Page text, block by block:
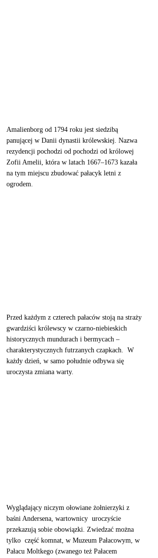
Amalienborg od 1794 roku jest siedzibą
panującej w Danii dynastii królewskiej. Nazwa
rezydencji pochodzi od pochodzi od królowej
Zofii Amelii, która w latach 1667–1673 kazała
na tym miejscu zbudować pałacyk letni z
ogrodem.
Przed każdym z czterech pałaców stoją na straży
gwardziści królewscy w czarno-niebieskich
historycznych mundurach i bermycach –
charakterystycznych futrzanych czapkach.  W
każdy dzień, w samo południe odbywa się
uroczysta zmiana warty.
Wyglądający niczym ołowiane żołnierzyki z
baśni Andersena, wartownicy  uroczyście
przekazują sobie obowiązki. Zwiedzać można
tylko  część komnat, w Muzeum Pałacowym, w
Pałacu Moltkego (zwanego też Pałacem